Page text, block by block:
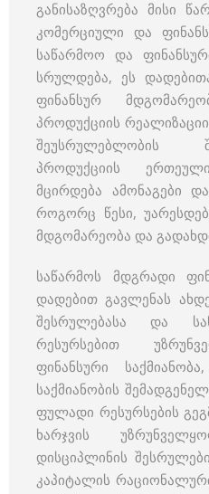
განისაზღვრება მისი
კომერციული და
საწარმოო და
სრულდება, ეს
ფინანსურ
პროდუქციის
შეუსრულებლობის
პროდუქციის
მცირდება ამონაგები
როგორც წესი,
მდგომარეობა და
საწარმოს მდგრადი
დადებით გავლენას
შესრულებასა და
რესურსებით
ფინანსური
საქმიანობის
ფულადი რესურსების
ხარჯვის
დისციპლინის
კაპიტალის